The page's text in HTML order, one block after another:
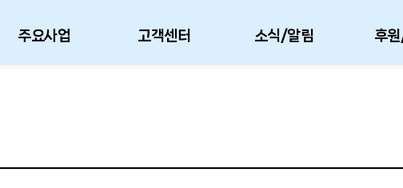
주요사업 고객센터 소식/알림 후